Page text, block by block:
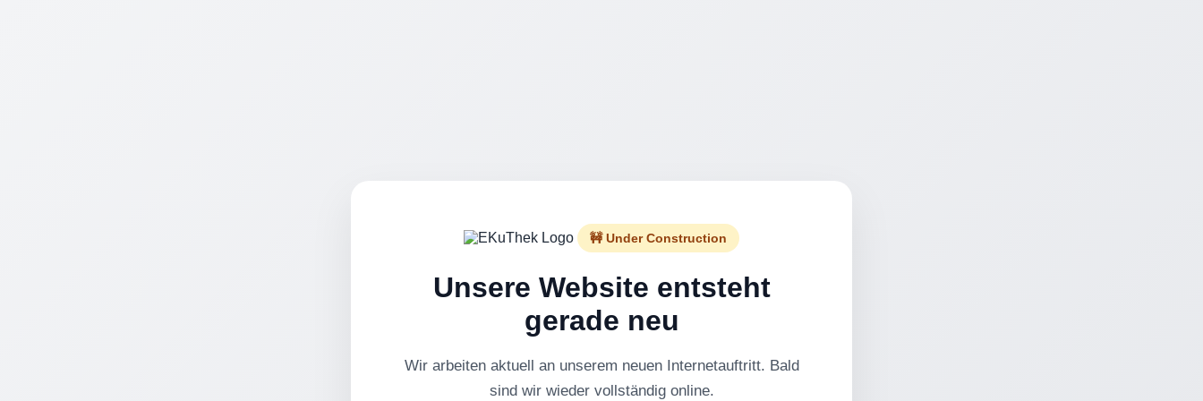
🚧 Under Construction
Unsere Website entsteht
gerade neu
Wir arbeiten aktuell an unserem neuen Internetauftritt. Bald
sind wir wieder vollständig online.